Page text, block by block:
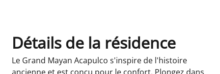
Détails de la résidence
Le Grand Mayan Acapulco s'inspire de l'histoire